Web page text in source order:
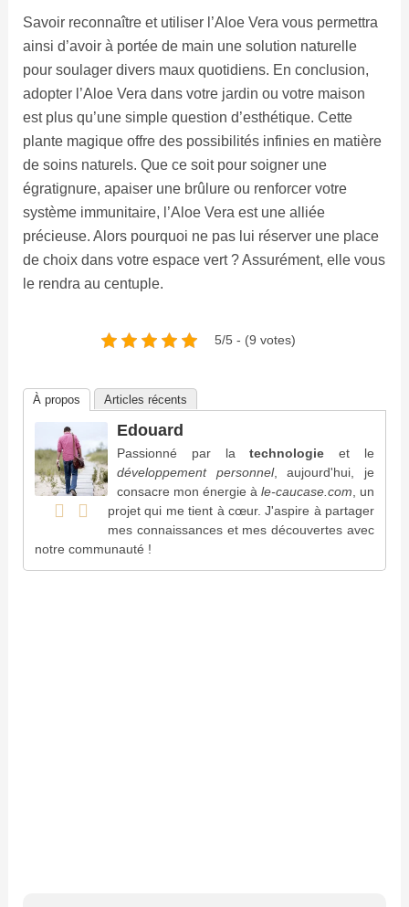
Savoir reconnaître et utiliser l’Aloe Vera vous permettra
ainsi d’avoir à portée de main une solution naturelle
pour soulager divers maux quotidiens. En conclusion,
adopter l’Aloe Vera dans votre jardin ou votre maison
est plus qu’une simple question d’esthétique. Cette
plante magique offre des possibilités infinies en matière
de soins naturels. Que ce soit pour soigner une
égratignure, apaiser une brûlure ou renforcer votre
système immunitaire, l’Aloe Vera est une alliée
précieuse. Alors pourquoi ne pas lui réserver une place
de choix dans votre espace vert ? Assurément, elle vous
le rendra au centuple.
5/5 - (9 votes)
À propos Articles récents
Edouard
Passionné par latechnologie et le
développement personnel, aujourd'hui, je
consacre mon énergie àle-caucase.com , un
projet qui me tient à cœur. J'aspire à partager
mes connaissances et mes découvertes avec
notre communauté !